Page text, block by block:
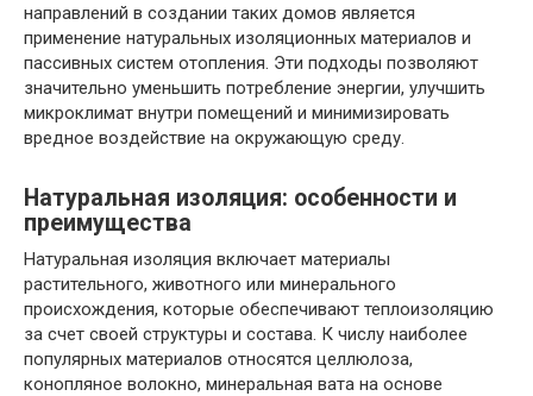
направлений в создании таких домов является
применение натуральных изоляционных материалов и
пассивных систем отопления. Эти подходы позволяют
значительно уменьшить потребление энергии, улучшить
микроклимат внутри помещений и минимизировать
вредное воздействие на окружающую среду.
Натуральная изоляция: особенности и
преимущества
Натуральная изоляция включает материалы
растительного, животного или минерального
происхождения, которые обеспечивают теплоизоляцию
за счет своей структуры и состава. К числу наиболее
популярных материалов относятся целлюлоза,
конопляное волокно, минеральная вата на основе